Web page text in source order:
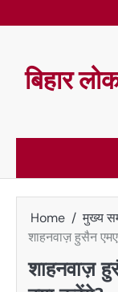
to
बिहार
Home
मुख्य
शाहनवाज़ हुसैन
शाहनवाज़